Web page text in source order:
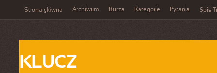
Strona główna Archiwum Burza Kategorie Pytania Spis
KLUCZ